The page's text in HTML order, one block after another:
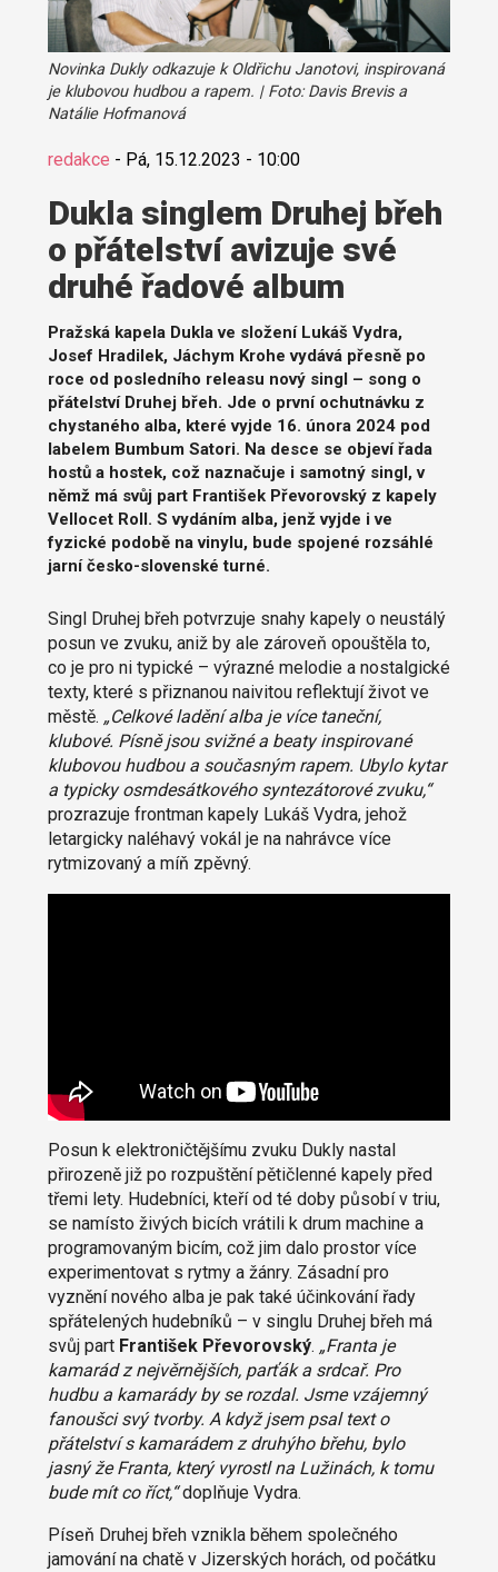
Novinka Dukly odkazuje k Oldřichu Janotovi, inspirovaná
je klubovou hudbou a rapem. | Foto: Davis Brevis a
Natálie Hofmanová
redakce - Pá, 15.12.2023 - 10:00
Dukla singlem Druhej břeh
o přátelství avizuje své
druhé řadové album
Pražská kapela Dukla ve složení Lukáš Vydra,
Josef Hradilek, Jáchym Krohe vydává přesně po
roce od posledního releasu nový singl – song o
přátelství Druhej břeh. Jde o první ochutnávku z
chystaného alba, které vyjde 16. února 2024 pod
labelem Bumbum Satori. Na desce se objeví řada
hostů a hostek, což naznačuje i samotný singl, v
němž má svůj part František Převorovský z kapely
Vellocet Roll. S vydáním alba, jenž vyjde i ve
fyzické podobě na vinylu, bude spojené rozsáhlé
jarní česko-slovenské turné.
Singl Druhej břeh potvrzuje snahy kapely o neustálý
posun ve zvuku, aniž by ale zároveň opouštěla to,
co je pro ni typické – výrazné melodie a nostalgické
texty, které s přiznanou naivitou reflektují život ve
městě. „Celkové ladění alba je více taneční,
klubové. Písně jsou svižné a beaty inspirované
klubovou hudbou a současným rapem. Ubylo kytar
a typicky osmdesátkového syntezátorové zvuku,“
prozrazuje frontman kapely Lukáš Vydra, jehož
letargicky naléhavý vokál je na nahrávce více
rytmizovaný a míň zpěvný.
Posun k elektroničtějšímu zvuku Dukly nastal
přirozeně již po rozpuštění pětičlenné kapely před
třemi lety. Hudebníci, kteří od té doby působí v triu,
se namísto živých bicích vrátili k drum machine a
programovaným bicím, což jim dalo prostor více
experimentovat s rytmy a žánry. Zásadní pro
vyznění nového alba je pak také účinkování řady
spřátelených hudebníků – v singlu Druhej břeh má
svůj part František Převorovský. „Franta je
kamarád z nejvěrnějších, parťák a srdcař. Pro
hudbu a kamarády by se rozdal. Jsme vzájemný
fanoušci svý tvorby. A když jsem psal text o
přátelství s kamarádem z druhýho břehu, bylo
jasný že Franta, který vyrostl na Lužinách, k tomu
bude mít co říct,“doplňuje Vydra.
Píseň Druhej břeh vznikla během společného
jamování na chatě v Jizerských horách, od počátku